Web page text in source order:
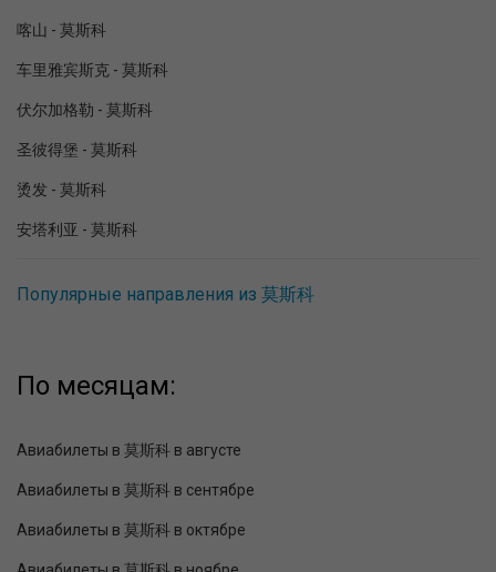
喀山 - 莫斯科
车里雅宾斯克 - 莫斯科
伏尔加格勒 - 莫斯科
圣彼得堡 - 莫斯科
烫发 - 莫斯科
安塔利亚 - 莫斯科
Популярные направления из 莫斯科
По месяцам:
Авиабилеты в 莫斯科 в августе
Авиабилеты в 莫斯科 в сентябре
Авиабилеты в 莫斯科 в октябре